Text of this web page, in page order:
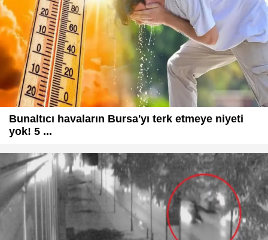
Bunaltıcı havaların Bursa'yı terk etmeye niyeti
yok! 5 ...